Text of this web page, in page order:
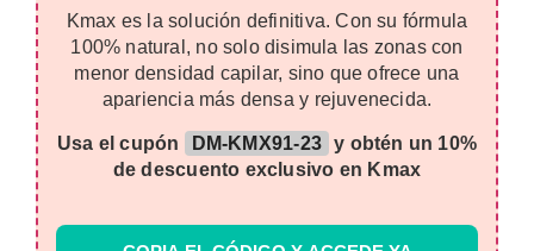
Kmax es la solución definitiva. Con su fórmula
100% natural, no solo disimula las zonas con
menor densidad capilar, sino que ofrece una
apariencia más densa y rejuvenecida.
Usa el cupón DM-KMX91-23 y obtén un 10%
de descuento exclusivo en Kmax